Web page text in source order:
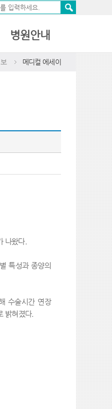
병원안내
메디컬 에세이
나왔다.
특성과 종양의
수술시간 연장
밝혀졌다.